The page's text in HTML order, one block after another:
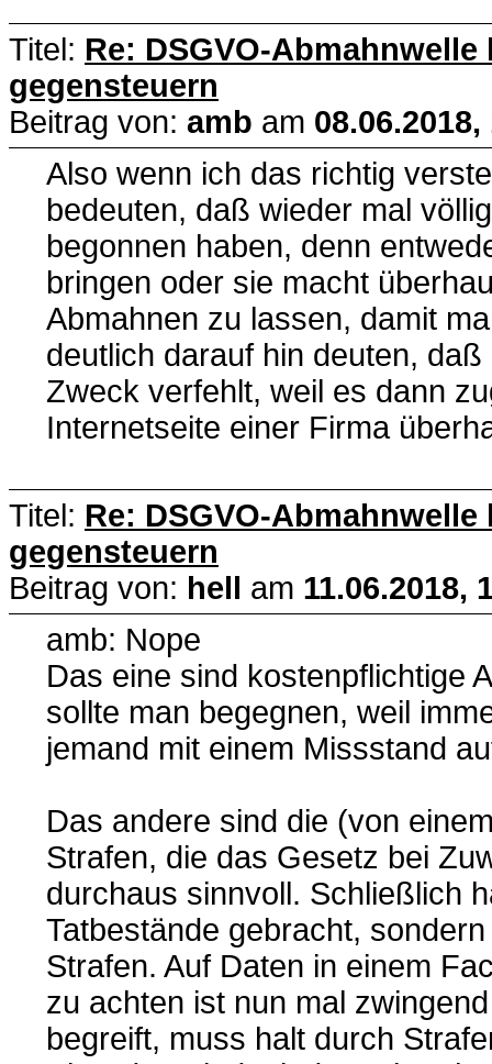
Titel: Re: DSGVO-
gegensteuern
Beitrag von: amb am 08.06.2018,
Also wenn ich das richtig
bedeuten, daß wieder mal
begonnen haben, denn
bringen oder sie macht
Abmahnen zu lassen, damit
deutlich darauf hin deuten,
Zweck verfehlt, weil es dann
Internetseite einer Firma
Titel: Re: DSGVO-
gegensteuern
Beitrag von: hell am 11.06.2018,
amb: Nope
Das eine sind kostenpflichtige
sollte man begegnen, weil
jemand mit einem Missstand
Das andere sind die (von
Strafen, die das Gesetz bei
durchaus sinnvoll. Schließlich
Tatbestände gebracht,
Strafen. Auf Daten in einem
zu achten ist nun mal
begreift, muss halt durch